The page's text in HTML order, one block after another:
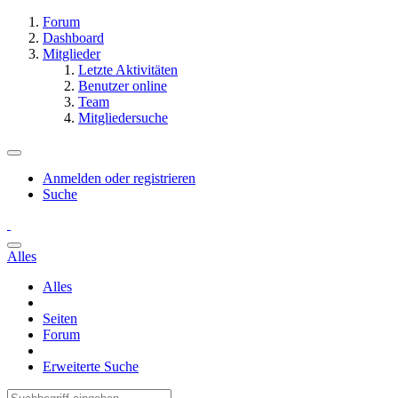
Forum
Dashboard
Mitglieder
Letzte Aktivitäten
Benutzer online
Team
Mitgliedersuche
Anmelden oder registrieren
Suche
Alles
Alles
Seiten
Forum
Erweiterte Suche